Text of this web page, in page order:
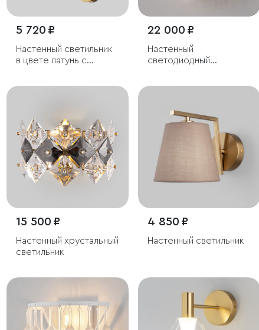
5 720 ₽
Настенный светильник
в цвете латунь с
22 000 ₽
Настенный
светодиодный
15 500 ₽
Настенный хрустальный
светильник
4 850 ₽
Настенный светильник